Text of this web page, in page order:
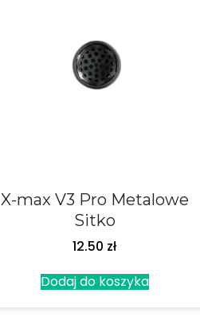
X-max V3 Pro Metalowe
Sitko
12.50 zł
Dodaj do koszyka